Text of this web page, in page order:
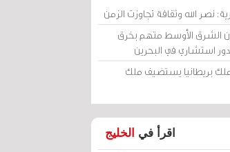
نصر الله وثقافة تجاوزت الزمن
الشرق الأوسط متهم بخرق
استشاري في البحرين
ملك بريطانيا يستضيف ملك
اقرأ في الخليج